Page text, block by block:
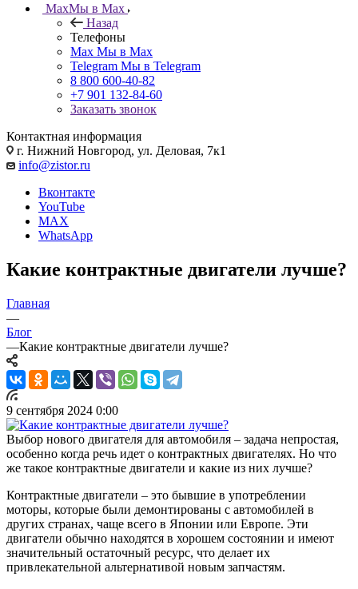
MaxМы в Max
Назад
Телефоны
Max Мы в Max
Telegram Мы в Telegram
8 800 600-40-82
+7 901 132-84-60
Заказать звонок
Контактная информация
г. Нижний Новгород, ул. Деловая, 7к1
info@zistor.ru
Вконтакте
YouTube
MAX
WhatsApp
Какие контрактные двигатели лучше?
Главная
—
Блог
—Какие контрактные двигатели лучше?
9 сентября 2024 0:00
Выбор нового двигателя для автомобиля – задача непростая,
особенно когда речь идет о контрактных двигателях. Но что
же такое контрактные двигатели и какие из них лучше?
Контрактные двигатели – это бывшие в употреблении
моторы, которые были демонтированы с автомобилей в
других странах, чаще всего в Японии или Европе. Эти
двигатели обычно находятся в хорошем состоянии и имеют
значительный остаточный ресурс, что делает их
привлекательной альтернативой новым запчастям.